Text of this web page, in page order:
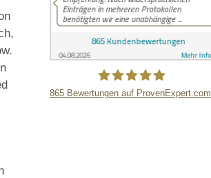
865Bewertungen auf ProvenExpert.com